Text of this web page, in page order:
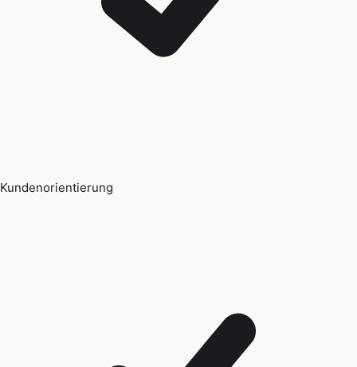
Kundenorientierung